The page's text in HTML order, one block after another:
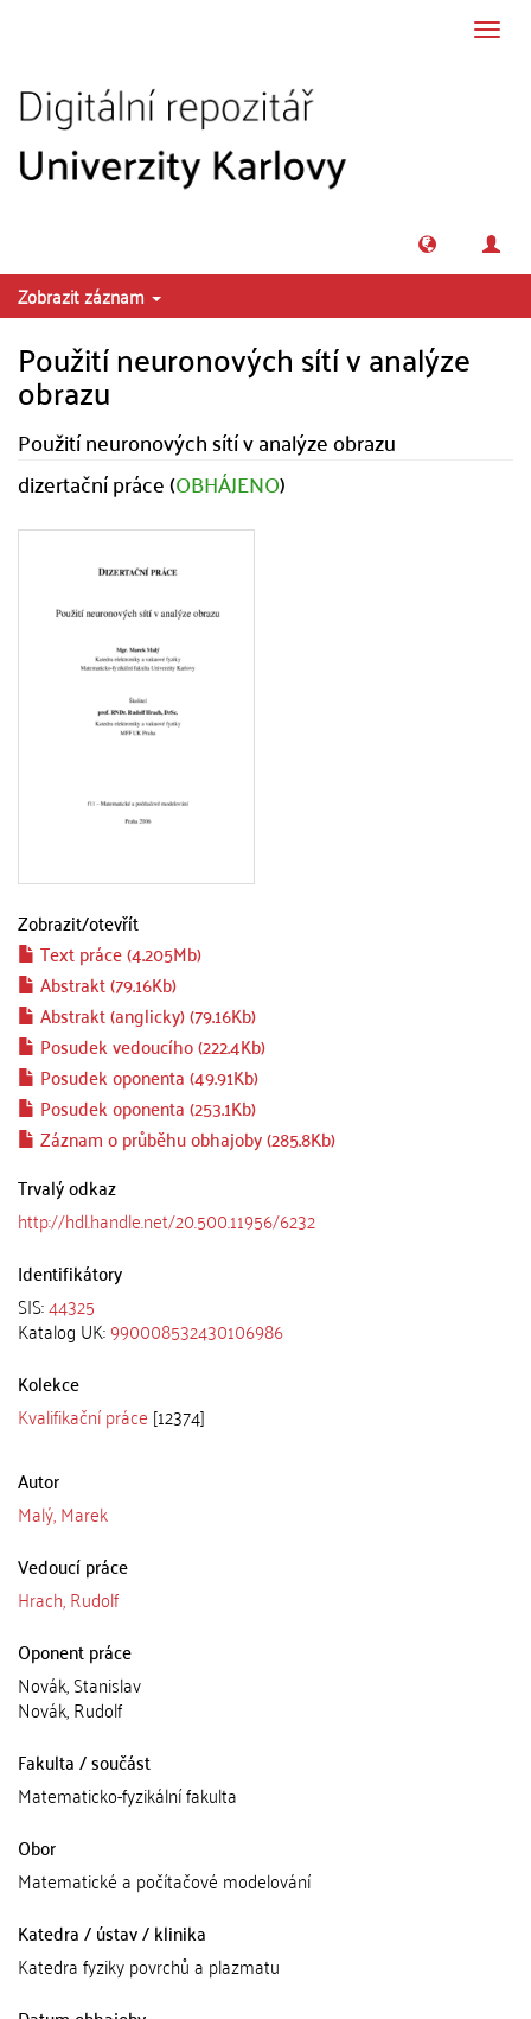
Zobrazit záznam
Použití neuronových sítí v analýze
obrazu
Použití neuronových sítí v analýze obrazu
dizertační práce (OBHÁJENO)
Zobrazit/otevřít
Text práce (4.205Mb)
Abstrakt (79.16Kb)
Abstrakt (anglicky) (79.16Kb)
Posudek vedoucího (222.4Kb)
Posudek oponenta (49.91Kb)
Posudek oponenta (253.1Kb)
Záznam o průběhu obhajoby (285.8Kb)
Trvalý odkaz
http://hdl.handle.net/20.500.11956/6232
Identifikátory
SIS:44325
Katalog UK:990008532430106986
Kolekce
Kvalifikační práce [12374]
Autor
Malý, Marek
Vedoucí práce
Hrach, Rudolf
Oponent práce
Novák, Stanislav
Novák, Rudolf
Fakulta / součást
Matematicko-fyzikální fakulta
Obor
Matematické a počítačové modelování
Katedra / ústav / klinika
Katedra fyziky povrchů a plazmatu